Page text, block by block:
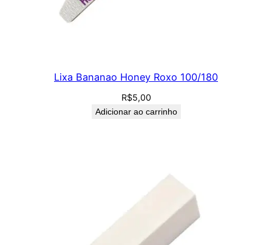
Lixa Bananao Honey Roxo 100/180
R$5,00
Adicionar ao carrinho